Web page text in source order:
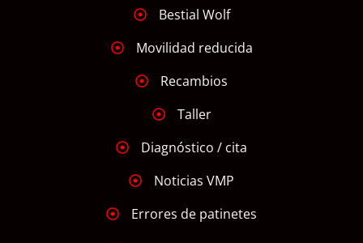
Bestial Wolf
Movilidad reducida
Recambios
Taller
Diagnóstico / cita
Noticias VMP
Errores de patinetes